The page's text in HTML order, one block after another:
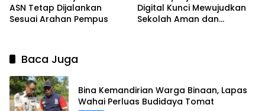
ASN Tetap Dijalankan
Sesuai Arahan Pempus
Digital Kunci Mewujudkan
Sekolah Aman dan
Baca Juga
Bina Kemandirian Warga Binaan, Lapas
Wahai Perluas Budidaya Tomat